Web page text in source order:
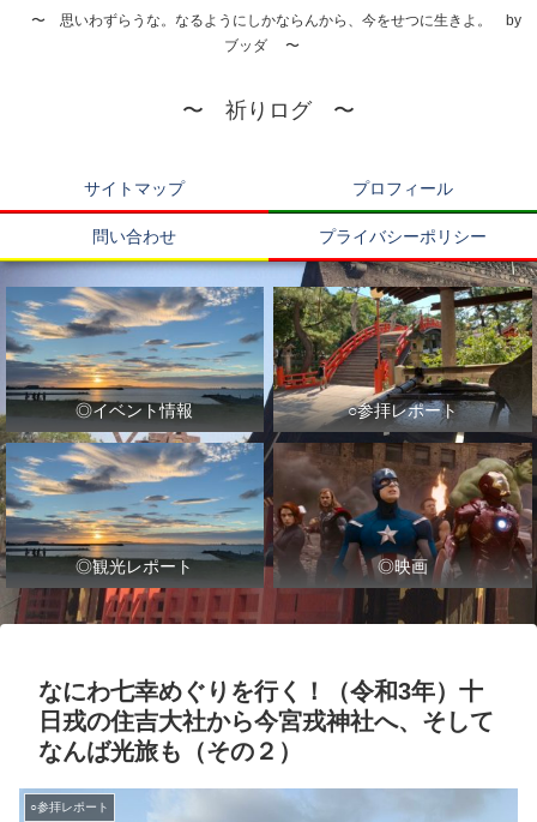
〜 思いわずらうな。なるようにしかならんから、今をせつに生きよ。 by
ブッダ 〜
〜 祈りログ 〜
サイトマップ プロフィール
問い合わせ プライバシーポリシー
◎イベント情報 ○参拝レポート
◎観光レポート ◎映画
なにわ七幸めぐりを行く！（令和3年）十
日戎の住吉大社から今宮戎神社へ、そして
なんば光旅も（その２）
○参拝レポート